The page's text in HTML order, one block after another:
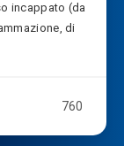
incappato (da
di
760